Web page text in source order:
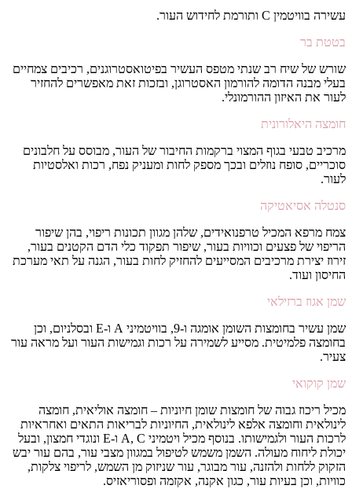
עשירה בוויטמין C ותורמת לחידוש העור.
בטטת בר
שורש של שיח רב שנתי מטפס העשיר בפיטואסטרוגנים, רכיבים צמחיים
בעלי מבנה הדומה להורמון האסטרוגן, ובזכות זאת מאפשרים להחזיר
לעור את האיזון ההורמונלי.
חומצה היאלורונית
מרכיב טבעי בגוף המצוי ברקמות החיבור של העור, מבוסס על חלבונים
סוכריים, סופח נוזלים ובכך מספק לחות ומעניק נפח, רכות ואלסטיות
לעור.
סנטלה אסיאטיקה
צמח מרפא המכיל טרפנואידים, שלהן מגוון תכונות ריפוי, בהן שיפור
הריפוי של פצעים וכוויות בעור, שיפור תפקוד כלי הדם הקטנים בעור,
זירוז יצירת מרכיבים המסייעים להחזיק לחות בעור, הגנה על תאי מערכת
החיסון ועוד.
שמן אגוז ברזילאי
שמן עשיר בחומצות השומן אומגה ו-9, בוויטמיני A ו-E ובסלניום, וכן
בחומצה פלמיטית. מסייע לשמירה על רכות וגמישות העור ועל מראה עור
צעיר.
שמן קוקואי
מכיל ריכוז גבוה של חומצות שומן חיוניות – חומצה אוליאית, חומצה
לינולאית וחומצה אלפא לינולאית, החיוניות לבריאות התאים ואחראיות
לרכות העור ולגמישותו. בנוסף מכיל ויטמיני A, C ו-E ונוגדי חמצון, ובעל
יכולת ליחוח מעולה. השמן משמש לטיפול במגוון מצבי עור, בהם עור יבש
הזקוק ללחות ולהזנה, עור מבוגר, עור שניזוק מן השמש, לריפוי צלקות,
כוויות, וכן בעיות עור, כגון אקנה, אקזמה ופסוריאזיס.